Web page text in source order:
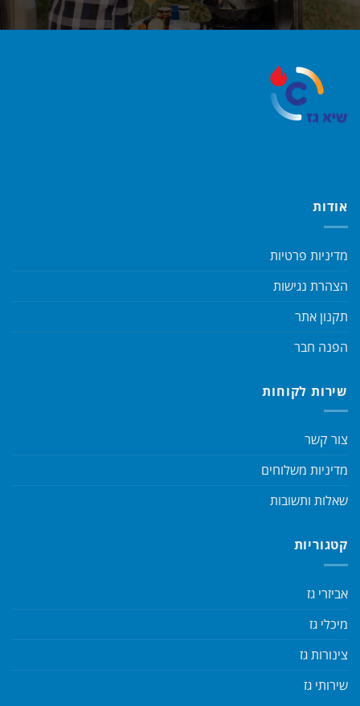
אודות
מדיניות פרטיות
הצהרת נגישות
תקנון אתר
הפנה חבר
שירות לקוחות
צור קשר
מדיניות משלוחים
שאלות ותשובות
קטגוריות
אביזרי גז
מיכלי גז
צינורות גז
שירותי גז